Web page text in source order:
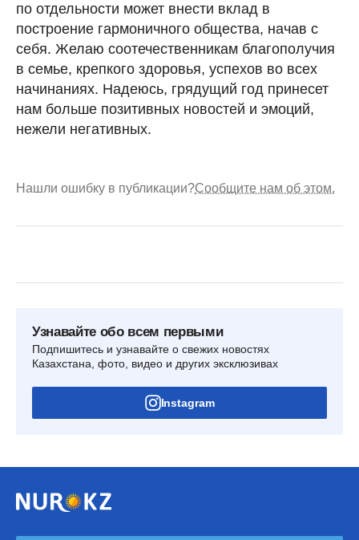
по отдельности может внести вклад в
построение гармоничного общества, начав с
себя. Желаю соотечественникам благополучия
в семье, крепкого здоровья, успехов во всех
начинаниях. Надеюсь, грядущий год принесет
нам больше позитивных новостей и эмоций,
нежели негативных.
Нашли ошибку в публикации?Сообщите нам об этом.
Узнавайте обо всем первыми
Подпишитесь и узнавайте о свежих новостях
Казахстана, фото, видео и других эксклюзивах
Instagram